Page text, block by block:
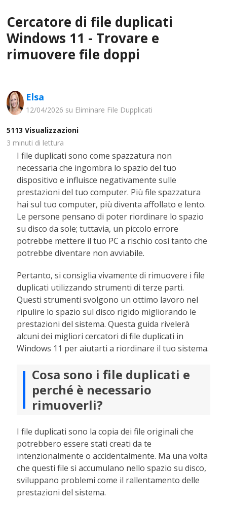
Cercatore di file duplicati
Windows 11 - Trovare e
rimuovere file doppi
Elsa
12/04/2026 su Eliminare File Dupplicati
5113 Visualizzazioni
3 minuti di lettura
I file duplicati sono come spazzatura non
necessaria che ingombra lo spazio del tuo
dispositivo e influisce negativamente sulle
prestazioni del tuo computer. Più file spazzatura
hai sul tuo computer, più diventa affollato e lento.
Le persone pensano di poter riordinare lo spazio
su disco da sole; tuttavia, un piccolo errore
potrebbe mettere il tuo PC a rischio così tanto che
potrebbe diventare non avviabile.
Pertanto, si consiglia vivamente di rimuovere i file
duplicati utilizzando strumenti di terze parti.
Questi strumenti svolgono un ottimo lavoro nel
ripulire lo spazio sul disco rigido migliorando le
prestazioni del sistema. Questa guida rivelerà
alcuni dei migliori cercatori di file duplicati in
Windows 11 per aiutarti a riordinare il tuo sistema.
Cosa sono i file duplicati e
perché è necessario
rimuoverli?
I file duplicati sono la copia dei file originali che
potrebbero essere stati creati da te
intenzionalmente o accidentalmente. Ma una volta
che questi file si accumulano nello spazio su disco,
sviluppano problemi come il rallentamento delle
prestazioni del sistema.